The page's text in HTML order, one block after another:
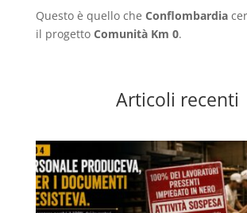
Questo è quello che Conflombardia
il progetto Comunità Km 0.
Articoli recenti